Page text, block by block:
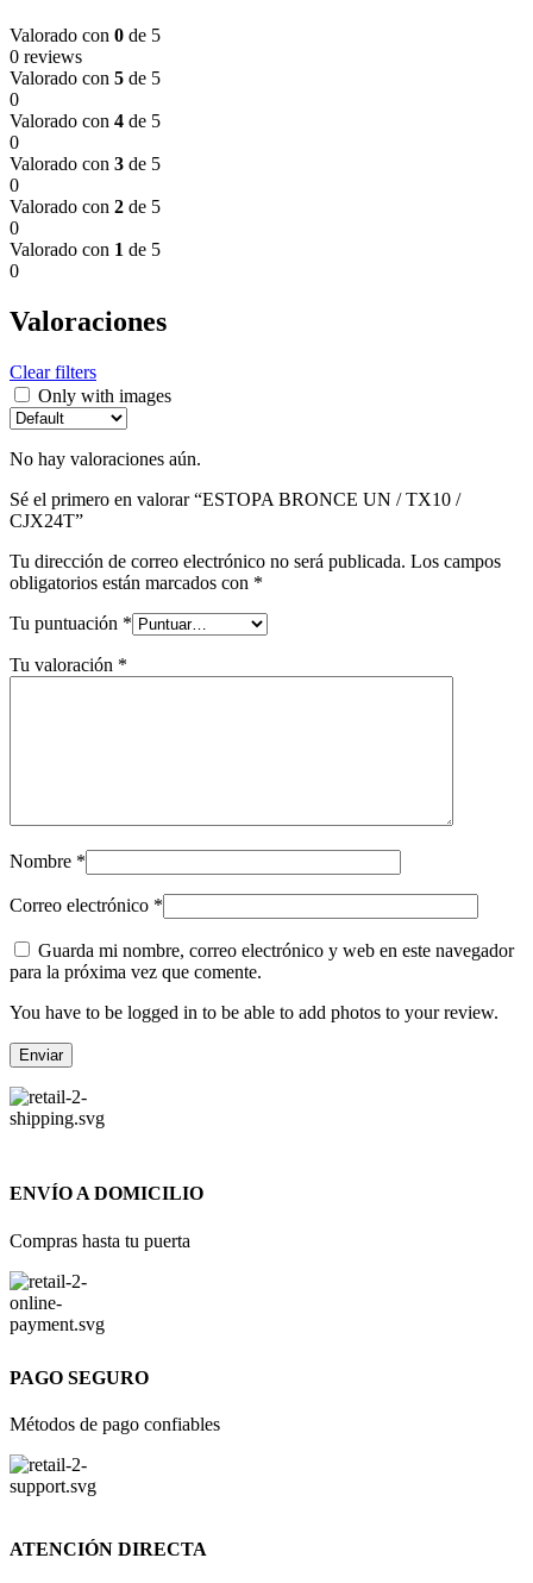
Valorado con 0 de 5
0 reviews
Valorado con 5 de 5
0
Valorado con 4 de 5
0
Valorado con 3 de 5
0
Valorado con 2 de 5
0
Valorado con 1 de 5
0
Valoraciones
Clear filters
Only with images
No hay valoraciones aún.
Sé el primero en valorar “ESTOPA BRONCE UN / TX10 /
CJX24T”
Tu dirección de correo electrónico no será publicada. Los campos
obligatorios están marcados con *
Tu puntuación *
Tu valoración *
Nombre *
Correo electrónico *
Guarda mi nombre, correo electrónico y web en este navegador
para la próxima vez que comente.
You have to be logged in to be able to add photos to your review.
ENVÍO A DOMICILIO
Compras hasta tu puerta
PAGO SEGURO
Métodos de pago confiables
ATENCIÓN DIRECTA